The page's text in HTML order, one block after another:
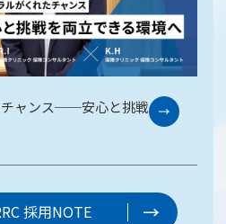
チャンス──安心と挑戦
採用NOTE